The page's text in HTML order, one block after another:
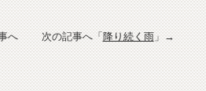
事へ 次の記事へ「降り続く雨」→